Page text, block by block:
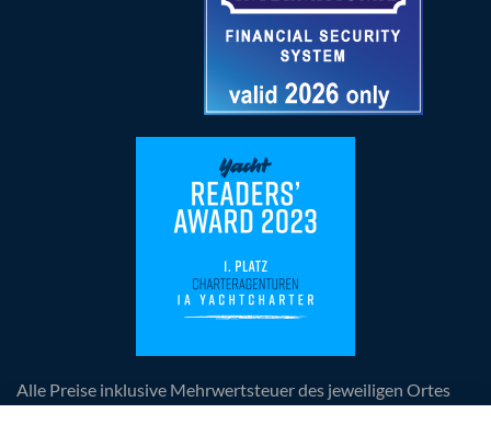
Alle Preise inklusive Mehrwertsteuer des jeweiligen Ortes